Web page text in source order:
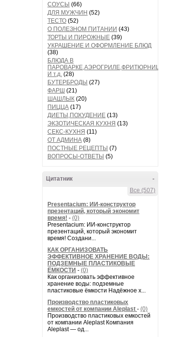
СОУСЫ (66)
ДЛЯ МУЖЧИН (52)
ТЕСТО (52)
О ПОЛЕЗНОМ ПИТАНИИ (43)
ТОРТЫ И ПИРОЖНЫЕ (39)
УКРАШЕНИЕ И ОФОРМЛЕНИЕ БЛЮД
(38)
БЛЮДА В
ПАРОВАРКЕ,АЭРОГРИЛЕ,ФРИТЮРНИЦЕ
И т.д. (28)
БУТЕРБРОДЫ (27)
ФАРШ (21)
ШАШЛЫК (20)
ПИЦЦА (17)
ДИЕТЫ,ПОХУДЕНИЕ (13)
ЭКЗОТИЧЕСКАЯ КУХНЯ (13)
СЕКС-КУХНЯ (11)
ОТ АДМИНА (8)
ПОСТНЫЕ РЕЦЕПТЫ (7)
ВОПРОСЫ-ОТВЕТЫ (5)
-
Цитатник
Все (507)
Presentacium: ИИ‑конструктор
презентаций, который экономит
время! - (0)
Presentacium: ИИ‑конструктор
презентаций, который экономит
время! Создани...
КАК ОРГАНИЗОВАТЬ
ЭФФЕКТИВНОЕ ХРАНЕНИЕ ВОДЫ:
ПОДЗЕМНЫЕ ПЛАСТИКОВЫЕ
ЁМКОСТИ - (0)
Как организовать эффективное
хранение воды: подземные
пластиковые ёмкости Надёжное х...
Производство пластиковых
емкостей от компании Aleplast - (0)
Производство пластиковых емкостей
от компании Aleplast Компания
Aleplast — од...